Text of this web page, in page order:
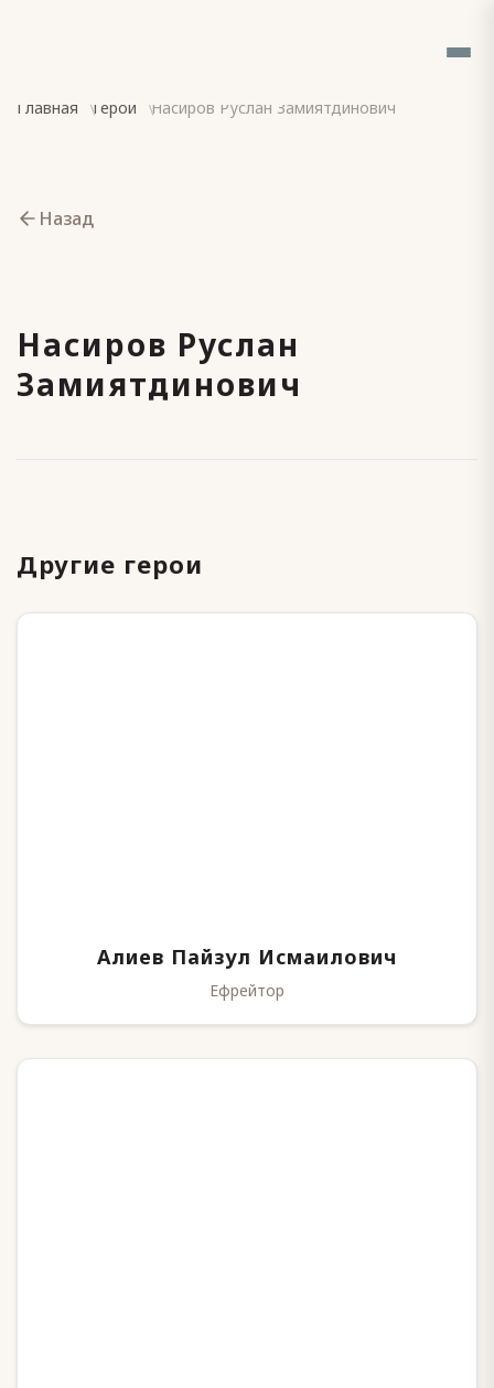
Главная Герои Насиров Руслан Замиятдинович
Назад
Насиров Руслан
Замиятдинович
Другие герои
Алиев Пайзул Исмаилович
Ефрейтор